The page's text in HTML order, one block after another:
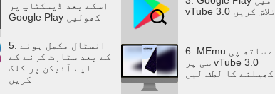
اسکے بعد ڈیسکٹاپ پر
Google Play کھولیں
vTube 3.0 تلاش کریں
5. انسٹال مکمل ہونے
کے بعد سٹارٹ کرنے کے
لیے آئیکن پر کلک
کریں
6. MEmu کے ساتھ پی
سی پر vTube 3.0
کھیلنے کا لطف لیں